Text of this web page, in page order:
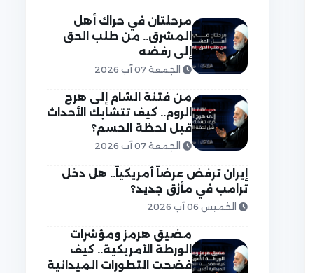
مرحلتان في حراك أهل
المشرق.. من طلب الحق
إلى رفضه
الجمعة 07 آب 2026
من فتنة الشام إلى هرج
الروم.. كيف تتشابك الأحداث
قبل لحظة الحسم؟
الجمعة 07 آب 2026
إيران ترفض عرضاً أمريكياً.. هل دخل
ترامب في مأزق جديد؟
الخميس 06 آب 2026
مضيق هرمز ومؤشرات
الورطة الأمريكية.. كيف
فضحت التطورات الميدانية